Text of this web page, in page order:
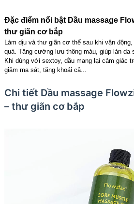
Đặc điểm nổi bật Dầu massage
thư giãn cơ bắp
Làm dịu và thư giãn cơ thể sau khi vận
quả. Tăng cường lưu thông máu, giúp làn da
Khi dùng với sextoy, dầu mang lại cảm giác
giảm ma sát, tăng khoái cả...
Chi tiết Dầu massage
– thư giãn cơ bắp